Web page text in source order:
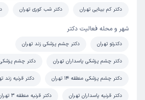
دکتر کم بینایی تهران دکتر شب کوری تهران
شهر و محله فعالیت دکتر
دکترتو تهران دکتر چشم پزشکی زند تهران
دکتر چشم پزشکی پاسداران تهران دکتر چشم پزشکی
دکتر چشم پزشکی منطقه 14 تهران دکتر قرنیه زند
دکتر قرنیه پاسداران تهران دکتر قرنیه منطقه 3 تهران